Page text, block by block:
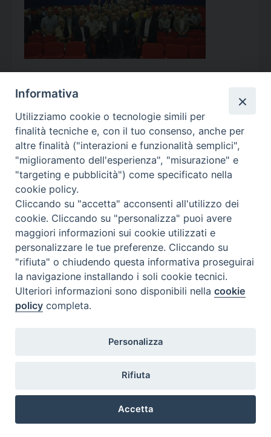
Calendario Appuntamenti
<< Ago 2026 >>
l m m g v s
d
27
28
3
4 5 6 7 8
9
10
11 12 13 14 15
17
18 19 21
24 25 26 27 28 29 30
31 1
diaconato@seminario.milano.it
Informativa
Utilizziamo cookie o tecnologie simili per
finalità tecniche e, con il tuo consenso, anche per
altre finalità ("interazioni e funzionalità semplici",
"miglioramento dell'esperienza", "misurazione" e
"targeting e pubblicità") come specificato nella
cookie policy.
Cliccando su "accetta" acconsenti all'utilizzo dei
cookie. Cliccando su "personalizza" puoi avere
maggiori informazioni sui cookie utilizzati e
personalizzare le tue preferenze. Cliccando su
"rifiuta" o chiudendo questa informativa proseguirai
la navigazione installando i soli cookie tecnici.
Ulteriori informazioni sono disponibili nellacookie
policy completa.
Personalizza
Rifiuta
Accetta